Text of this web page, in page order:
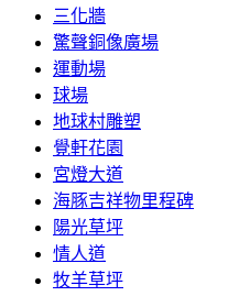
三化牆
驚聲銅像廣場
運動場
球場
地球村雕塑
覺軒花園
宮燈大道
海豚吉祥物里程碑
陽光草坪
情人道
牧羊草坪